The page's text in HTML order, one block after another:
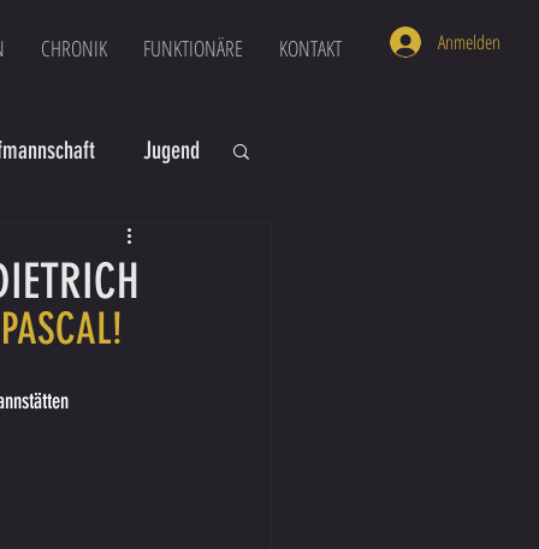
CHRONIK FUNKTIONÄRE KONTAKT Anmelden
Jugend